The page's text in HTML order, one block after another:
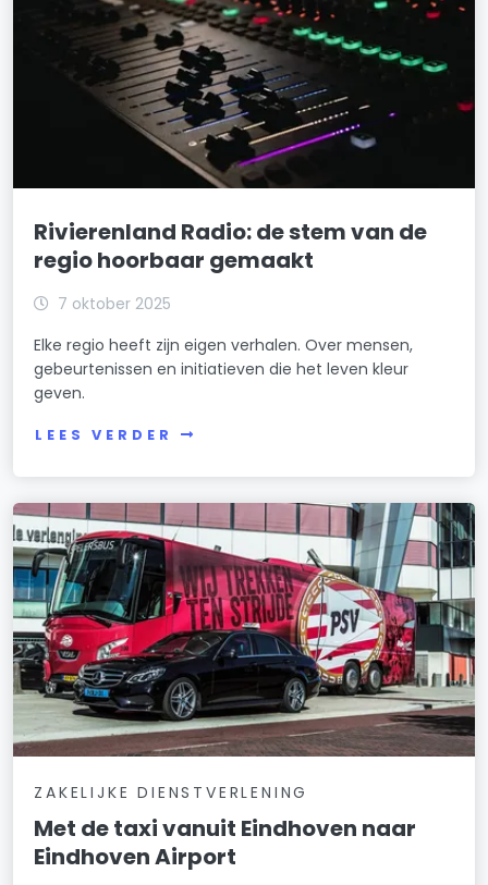
Rivierenland Radio: de stem van de
regio hoorbaar gemaakt
7 oktober 2025
Elke regio heeft zijn eigen verhalen. Over mensen,
gebeurtenissen en initiatieven die het leven kleur
geven.
LEES VERDER
ZAKELIJKE DIENSTVERLENING
Met de taxi vanuit Eindhoven naar
Eindhoven Airport